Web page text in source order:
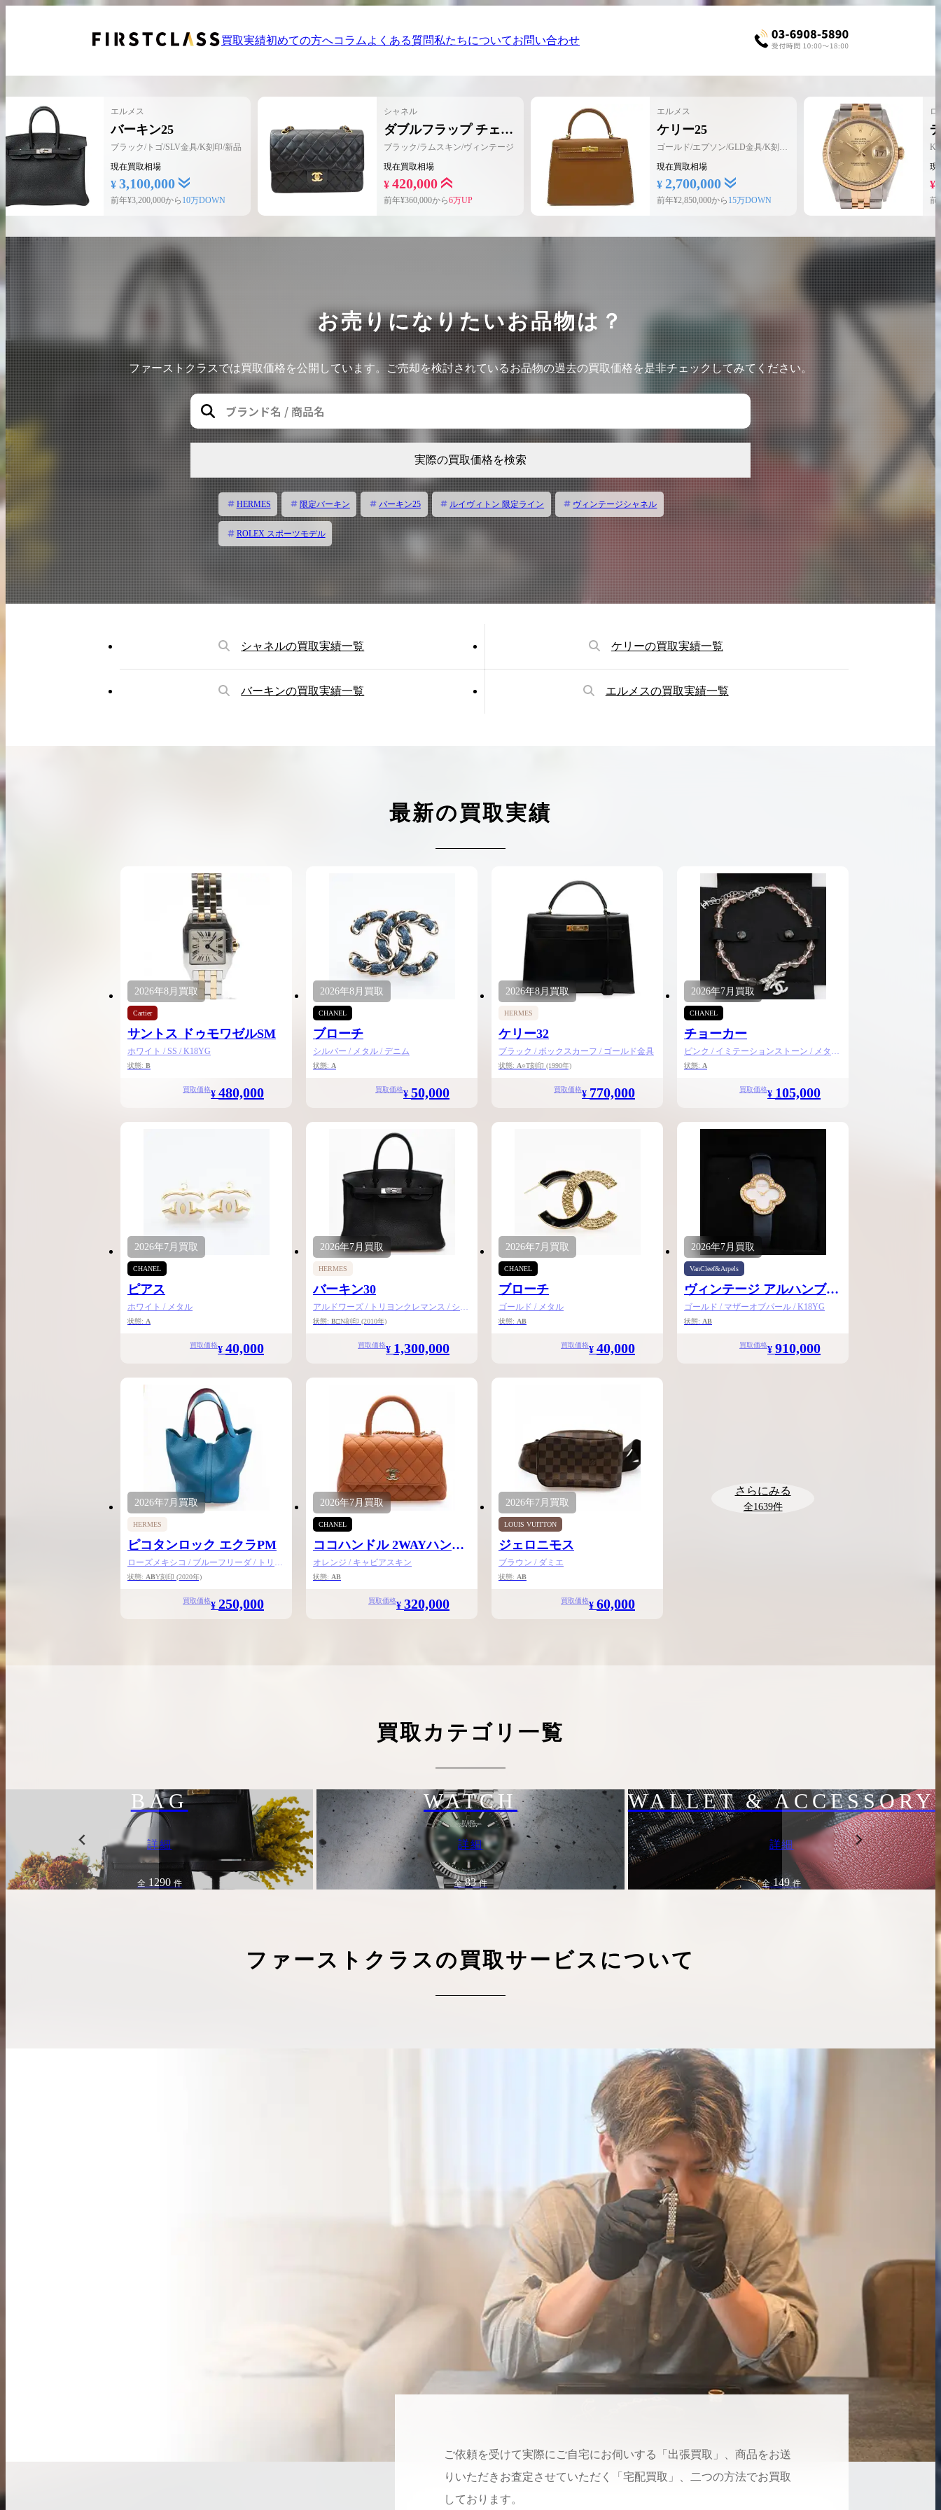
買取実績初めての方へコラム よくある質問私たちについてお問い合わせ
03-6908-5890
出張買取の
LINE査定
希少なリザード素材のバーキンの買取価格や
高く売るためのポイントを徹底解説
バーキン相場解説
ケリーアドの買取価格が高騰中！リアルな買
取相場や高く売れるコツを解説
ケリー相場解説
2025.05.13
ヴァンクリーフのアルハンブラシリーズの買
取価格は？相場高騰で全体的に買取価格がア
ップしています
ケリー35の買取価格はどれくらい？実績に基
づいた買取目安や査定ポイントを解説
ケリー相場解説
コラムをさらにみる
宅配買取は全国対応！
出張買取 宅配買取
エルメス
バーキン25
ブラック/トゴ/SLV金具/K刻印/新品
現在買取相場
¥3,100,000
前年¥3,200,000から10万DOWN
シャネル
ダブルフラップ チェー
ンショルダー25
ブラック/ラムスキン/ヴィンテージ
現在買取相場
¥420,000
前年¥360,000から6万UP
エルメス
ケリー25
ゴールド/エプソン/GLD金具/K刻印/
現在買取相場
¥2,700,000
前年¥2,850,000から15万DOWN
ロ
現
¥
前
お売りになりたいお品物は？
ファーストクラスでは買取価格を公開しています。ご売却を検討されているお品物の過去の買取価格を是非チェックしてみてください。
実際の買取価格を検索
HERMES 限定バーキン バーキン25 ルイヴィトン 限定ライン ヴィンテージシャネル
ROLEX スポーツモデル
シャネルの買取実績一覧 ケリーの買取実績一覧
バーキンの買取実績一覧 エルメスの買取実績一覧
最新の買取実績
2026年8月 買取
Cartier
サントス ドゥモワゼルSM
ホワイト / SS / K18YG
状態: B
買取価格¥ 480,000
2026年8月 買取
CHANEL
ブローチ
シルバー / メタル / デニム
状態: A
買取価格¥ 50,000
2026年8月買取
HERMES
ケリー32
ブラック / ボックスカーフ / ゴールド金具
状態: A○T刻印 (1990年)
買取価格¥ 770,000
2026年7月 買取
CHANEL
チョーカー
ピンク / イミテーションストーン / メタル
/ ラインストーン
状態: A
買取価格¥ 105,000
2026年7月 買取
CHANEL
ピアス
ホワイト / メタル
状態: A
買取価格¥ 40,000
2026年7月買取
HERMES
バーキン30
アルドワーズ / トリヨンクレマンス / シル
バー金具
状態: B□N刻印 (2010年)
買取価格¥ 1,300,000
2026年7月 買取
CHANEL
ブローチ
ゴールド / メタル
状態: AB
買取価格¥ 40,000
2026年7月 買取
VanCleef&Arpels
ヴィンテージ アルハンブラ
ウォッチスモール
ゴールド / マザーオブパール / K18YG
状態: AB
買取価格¥ 910,000
2026年7月 買取
HERMES
ピコタンロック エクラPM
ローズメキシコ / ブルーフリーダ / トリヨ
ンクレマンス / シルバー金具
状態: ABY刻印 (2020年)
買取価格¥ 250,000
2026年7月買取
CHANEL
ココハンドル 2WAYハンド
バッグXS
オレンジ / キャビアスキン
状態: AB
買取価格¥ 320,000
2026年7月 買取
LOUIS VUITTON
ジェロニモス
ブラウン / ダミエ
状態: AB
買取価格¥ 60,000
さらにみる
全1639件
買取カテゴリ一覧
BAG
詳細
全 1290 件
WATCH
詳細
全 83 件
WALLET & ACCESSORY
詳細
全 149 件
ファーストクラスの買取サービスについて
ご依頼を受けて実際にご自宅にお伺いする「出張買取」、商品をお送
りいただきお査定させていただく「宅配買取」、二つの方法でお買取
しております。